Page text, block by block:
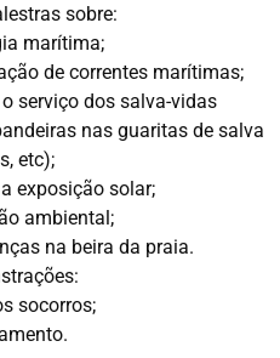
sobre:
marítima;
de correntes marítimas;
serviço dos salva-vidas
nas guaritas de salva
etc);
exposição solar;
ambiental;
na beira da praia.
socorros;